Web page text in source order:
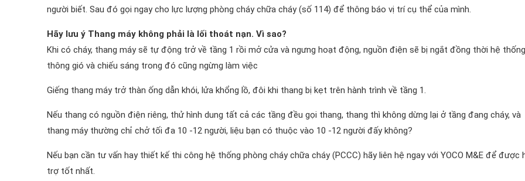
người biết. Sau đó gọi ngay cho lực lượng phòng cháy chữa cháy (số 114) để thông báo vị trí cụ thể của mình.
Hãy lưu ý Thang máy không phải là lối thoát nạn. Vì sao?
Khi có cháy, thang máy sẽ tự động trở về tầng 1 rồi mở cửa và ngưng hoạt động, nguồn điện sẽ bị ngắt đồng thời hệ thống
thông gió và chiếu sáng trong đó cũng ngừng làm việc
Giếng thang máy trở thàn ống dẫn khói, lửa khổng lồ, đôi khi thang bị kẹt trên hành trình về tầng 1.
Nếu thang có nguồn điện riêng, thử hình dung tất cả các tầng đều gọi thang, thang thì không dừng lại ở tầng đang cháy, và
thang máy thường chỉ chở tối đa 10 -12 người, liệu bạn có thuộc vào 10 -12 người đấy không?
Nếu bạn cần tư vấn hay thiết kế thi công hệ thống phòng cháy chữa cháy (PCCC) hãy liên hệ ngay với YOCO M&E để được
trợ tốt nhất.